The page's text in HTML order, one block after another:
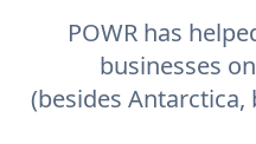
POWR has
businesses
(besides Antarctica,